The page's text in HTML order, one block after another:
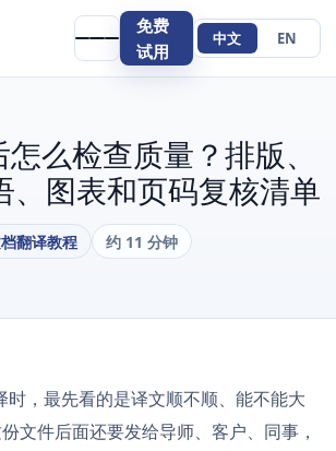
中文 EN
免费
试用
么检查质量？排版、
、图表和页码复核清单
翻译教程 约 11 分钟
时，最先看的是译文顺不顺、能不能大
文件后面还要发给导师、客户、同事，